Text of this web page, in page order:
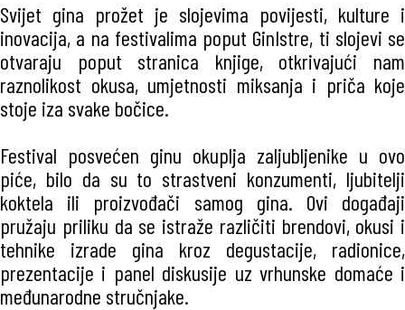
Svijet gina prožet je slojevima povijesti, kulture i
inovacija, a na festivalima poput GinIstre, ti slojevi se
otvaraju poput stranica knjige, otkrivajući nam
raznolikost okusa, umjetnosti miksanja i priča koje
stoje iza svake bočice.
Festival posvećen ginu okuplja zaljubljenike u ovo
piće, bilo da su to strastveni konzumenti, ljubitelji
koktela ili proizvođači samog gina. Ovi događaji
pružaju priliku da se istraže različiti brendovi, okusi i
tehnike izrade gina kroz degustacije, radionice,
prezentacije i panel diskusije uz vrhunske domaće i
međunarodne stručnjake.